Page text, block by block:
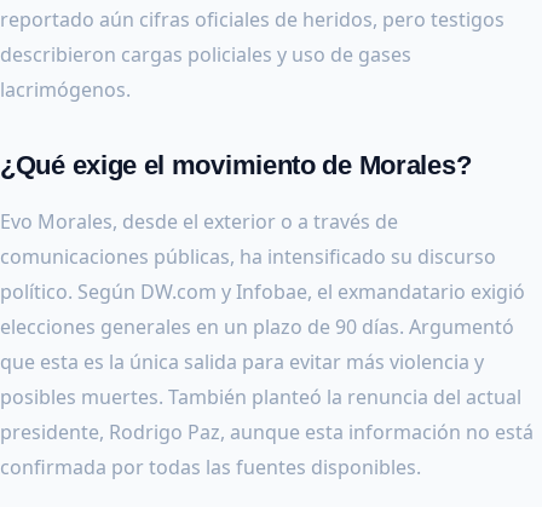
reportado aún cifras oficiales de heridos, pero testigos
describieron cargas policiales y uso de gases
lacrimógenos.
¿Qué exige el movimiento de Morales?
Evo Morales, desde el exterior o a través de
comunicaciones públicas, ha intensificado su discurso
político. Según DW.com y Infobae, el exmandatario exigió
elecciones generales en un plazo de 90 días. Argumentó
que esta es la única salida para evitar más violencia y
posibles muertes. También planteó la renuncia del actual
presidente, Rodrigo Paz, aunque esta información no está
confirmada por todas las fuentes disponibles.